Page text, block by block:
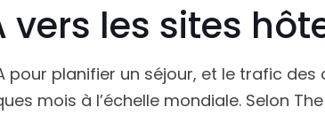
vers les sites
pour planifier un séjour, et le trafic des
mois à l’échelle mondiale. Selon